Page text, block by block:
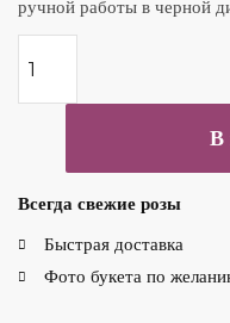
ручной работы в черной
В
Всегда свежие розы
Быстрая доставка
Фото букета по